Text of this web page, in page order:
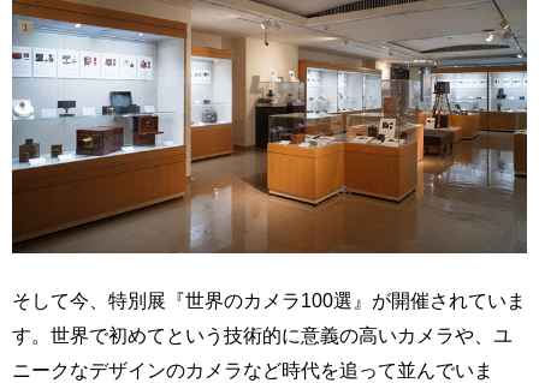
そして今、特別展『世界のカメラ100選』が開催されていま
す。世界で初めてという技術的に意義の高いカメラや、ユ
ニークなデザインのカメラなど時代を追って並んでいま